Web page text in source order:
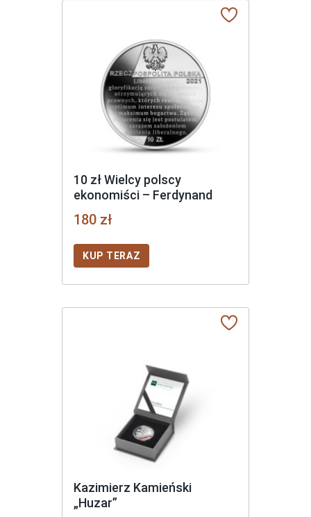
10 zł Wielcy polscy
ekonomiści – Ferdynand
Zweig
180 zł
KUP TERAZ
Kazimierz Kamieński
„Huzar”